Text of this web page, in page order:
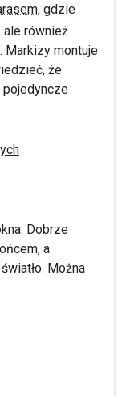
gdzie
ale również
Markizy montuje
że
Dobrze
a
Można